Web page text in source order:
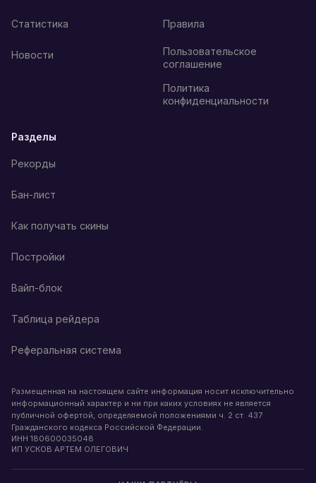
Статистика
Новости
Правила
Пользовательское
соглашение
Политика
конфиденциальности
Разделы
Рекорды
Бан-лист
Как получать скины
Постройки
Вайп-блок
Таблица рейдера
Реферальная система
Размещенная на настоящем сайте информация носит исключительно
информационный характер и ни при каких условиях не является
публичной офертой, определяемой положениями ч. 2 ст. 437
Гражданского кодекса Российской Федерации.
ИНН 180600035048
ИП УСКОВ АРТЕМ ОЛЕГОВИЧ